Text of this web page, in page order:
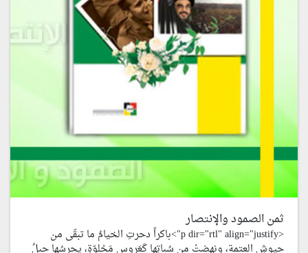
ثمن الصمود والإنتصار
<p dir="rtl" align="justify">باكراً دحرتِ الخيامُ ما تبقّى من